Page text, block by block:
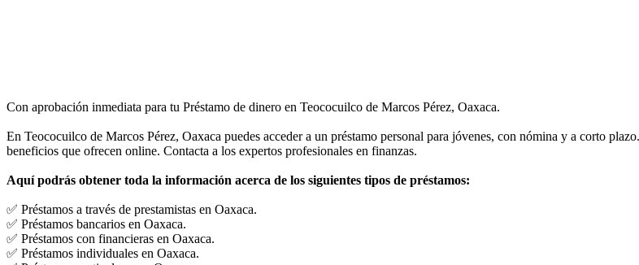
Con aprobación inmediata para tu Préstamo de dinero en Teococuilco de Marcos Pérez, Oaxaca.
En Teococuilco de Marcos Pérez, Oaxaca puedes acceder a un préstamo personal para jóvenes, con nómina y a corto
beneficios que ofrecen online. Contacta a los expertos profesionales en finanzas.
Aquí podrás obtener toda la información acerca de los siguientes tipos de préstamos:
✅ Préstamos a través de prestamistas en Oaxaca.
✅ Préstamos bancarios en Oaxaca.
✅ Préstamos con financieras en Oaxaca.
✅ Préstamos individuales en Oaxaca.